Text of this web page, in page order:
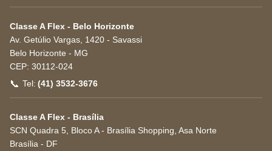
Classe A Flex - Belo Horizonte
Av. Getúlio Vargas, 1420 - Savassi
Belo Horizonte - MG
CEP: 30112-024
📞 Tel: (41) 3532-3676
Classe A Flex - Brasília
SCN Quadra 5, Bloco A - Brasília Shopping, Asa Norte
Brasília - DF